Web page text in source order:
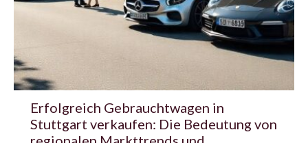
Erfolgreich Gebrauchtwagen in
Stuttgart verkaufen: Die Bedeutung von